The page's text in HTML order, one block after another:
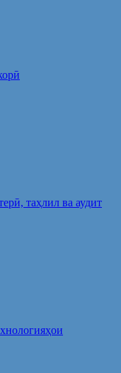
таҳлил ва аудит